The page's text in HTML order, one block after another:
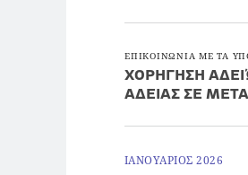
ΕΠΙΚΟΙΝΩΝΙΑ ΜΕ ΤΑ
ΧΟΡΗΓΗΣΗ
ΑΔΕΙΑΣ ΣΕ
ΙΑΝΟΥΑΡΙΟΣ 2026